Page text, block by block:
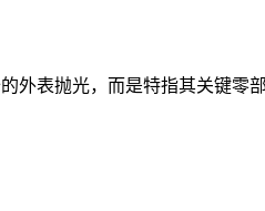
外表抛光，而是特指其关键